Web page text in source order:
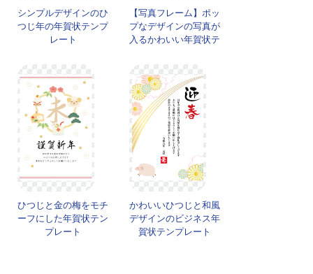
シンプルデザインのひ
つじ年の年賀状テンプ
レート
【写真フレーム】ポッ
プなデザインの写真が
入るかわいい年賀状テ
ひつじと金の梅をモチ
ーフにした年賀状テン
プレート
かわいいひつじと和風
デザインのビジネス年
賀状テンプレート